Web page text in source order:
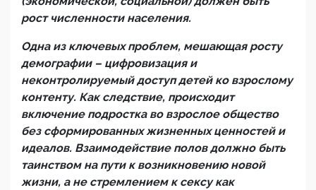
рост численности населения.
Одна из ключевых проблем, мешающая росту
демографии – цифровизация и
неконтролируемый доступ детей ко взрослому
контенту. Как следствие, происходит
включение подростка во взрослое общество
без сформированных жизненных ценностей и
идеалов. Взаимодействие полов должно быть
таинством на пути к возникновению новой
жизни, а не стремлением к сексу как